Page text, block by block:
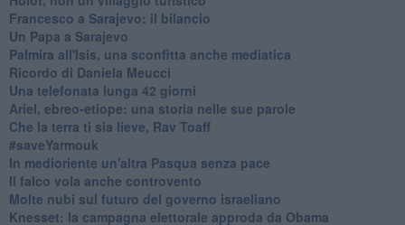
Francesco a Sarajevo: il bilancio
Un Papa a Sarajevo
Palmira all'Isis, una sconfitta anche mediatica
Ricordo di Daniela Meucci
​Una telefonata lunga 42 giorni
​Ariel, ebreo-etiope: una storia nelle sue parole
Che la terra ti sia lieve, Rav Toaff
​#saveYarmouk
​In medioriente un'altra Pasqua senza pace
​Il falco vola anche controvento
Molte nubi sul futuro del governo israeliano
Knesset: la campagna elettorale approda da Obama